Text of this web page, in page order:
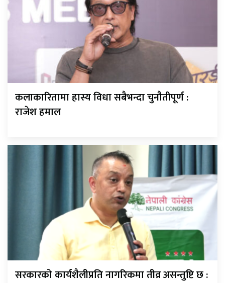
कलाकारितामा हास्य विधा सबैभन्दा चुनौतीपूर्ण :
राजेश हमाल
सरकारको कार्यशैलीप्रति नागरिकमा तीव्र असन्तुष्टि छ :